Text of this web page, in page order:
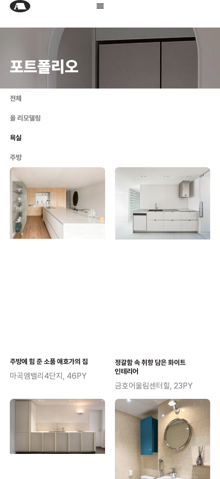
포트폴리오
전체
올 리모델링
욕실
주방
주방에 힘 준 소품 애호가의 집
마곡엠밸리4단지, 46PY
정갈함 속 취향 담은 화이트
인테리어
금호어울림센터힐, 23PY